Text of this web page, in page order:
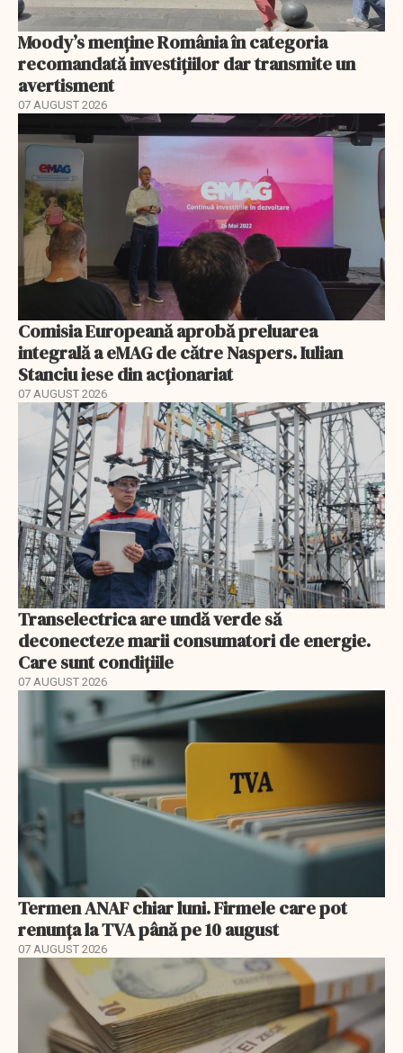
Moody’s menține România în categoria
recomandată investițiilor dar transmite un
avertisment
07 AUGUST 2026
Comisia Europeană aprobă preluarea
integrală a eMAG de către Naspers. Iulian
Stanciu iese din acționariat
07 AUGUST 2026
Transelectrica are undă verde să
deconecteze marii consumatori de energie.
Care sunt condițiile
07 AUGUST 2026
Termen ANAF chiar luni. Firmele care pot
renunța la TVA până pe 10 august
07 AUGUST 2026